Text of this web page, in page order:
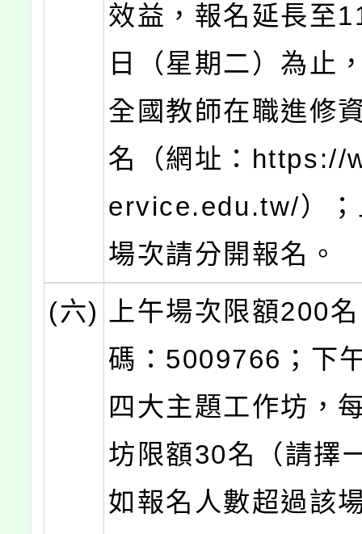
效益，報名延長至
日（星期二）為止
全國教師在職進修
名（網址：https://
ervice.edu.tw/）；
場次請分開報名。
(六)
上午場次限額200
碼：5009766；下
四大主題工作坊，
坊限額30名（請擇
如報名人數超過該